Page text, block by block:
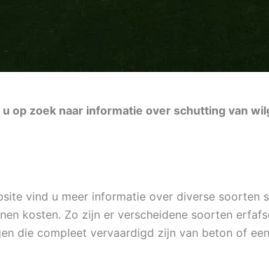
u op zoek naar informatie over schutting van
vind u meer informatie over diverse
kosten. Zo zijn er verscheidene soorten
die compleet vervaardigd zijn van beton of